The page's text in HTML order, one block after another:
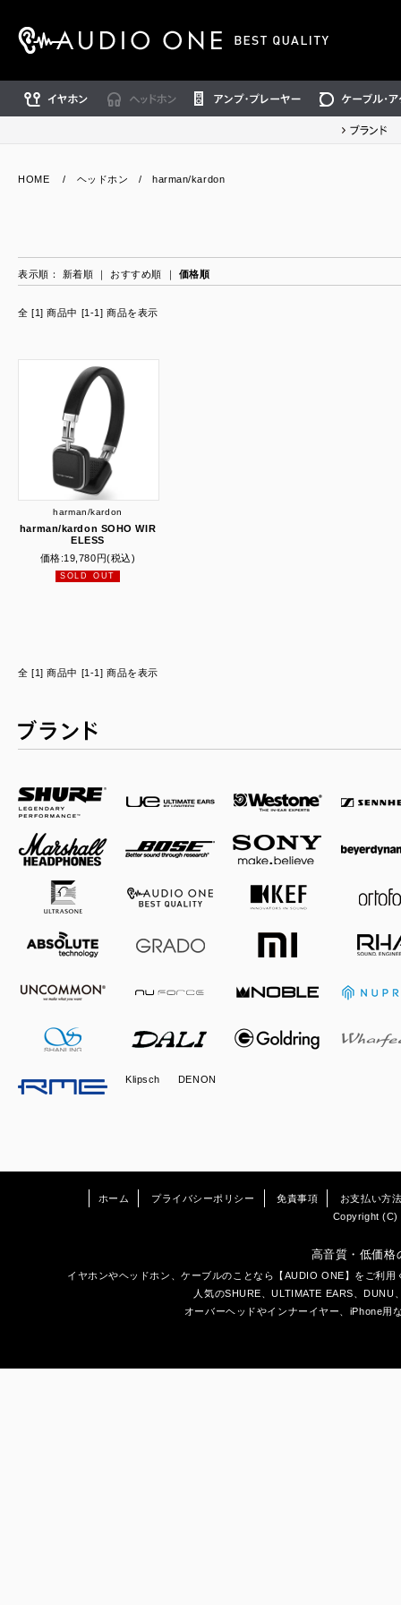
ケーブル・アクセ
HOME / ヘッドホン / harman/kardon
表示順： 新着順 ｜ おすすめ順 ｜ 価格順
全 [1] 商品中 [1-1] 商品を表示
harman/kardon
harman/kardon SOHO WIR
ELESS
価格:19,780円(税込)
SOLD OUT
全 [1] 商品中 [1-1] 商品を表示
Klipsch DENON
ホーム プライバシーポリシー 免責事項
お支払い方
Copyright (C)
高音質・低価格
イヤホンやヘッドホン
、ケーブルのことなら【AUDIO ONE】をご利
人気のSHURE、ULTIMATE EARS、DUNU
オーバーヘッドやインナーイヤー、iPhone用